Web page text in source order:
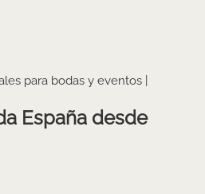
para bodas y eventos |
España desde